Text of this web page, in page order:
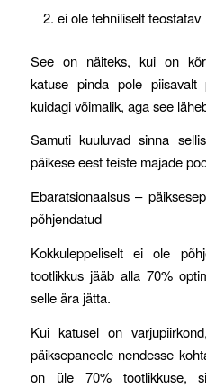
ei ole tehniliselt teostatav
See on näiteks, kui on
katuse pinda pole piisavalt
kuidagi võimalik, aga see
Samuti kuuluvad sinna
päikese eest teiste majade
Ebaratsionaalsus –
põhjendatud
Kokkuleppeliselt ei ole
tootlikkus jääb alla 70%
selle ära jätta.
Kui katusel on
päiksepaneele nendesse
on üle 70% tootlikkuse,